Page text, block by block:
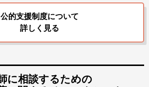
公的支援制度について
詳しく見る
に相談するための